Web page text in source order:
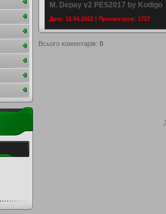
M. Depay v2 PES2017 by Kodigo
Дата: 12.04.2022 | Просмотров: 1727
Всього коментарів: 0